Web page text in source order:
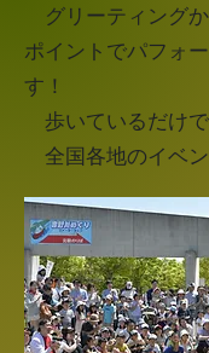
グリーティング
ポイントでパフォ
す！
歩いているだけ
全国各地のイベ